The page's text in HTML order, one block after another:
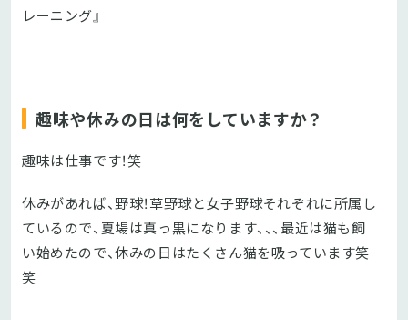
レーニング』
趣味や休みの日は何をしていますか？
趣味は仕事です！笑
休みがあれば、野球！草野球と女子野球それぞれに所属し
ているので、夏場は真っ黒になります、、、最近は猫も飼
い始めたので、休みの日はたくさん猫を吸っています笑
笑